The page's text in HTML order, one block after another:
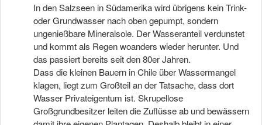
In den Salzseen in Südamerika wird übrigens kein Trink-
oder Grundwasser nach oben gepumpt, sondern
ungenießbare Mineralsole. Der Wasseranteil verdunstet
und kommt als Regen woanders wieder herunter. Und
das passiert bereits seit den 80er Jahren.
Dass die kleinen Bauern in Chile über Wassermangel
klagen, liegt zum Großteil an der Tatsache, dass dort
Wasser Privateigentum ist. Skrupellose
Großgrundbesitzer leiten die Zuflüsse ab und bewässern